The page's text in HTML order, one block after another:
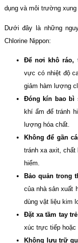
dụng và môi trường xung
Dưới đây là những
Chlorine Nippon:
Để nơi khô ráo,
vực có nhiệt độ
giảm hàm lượng
Đóng kín bao bì
khí ẩm để tránh
lượng hóa chất.
Không để gần
tránh xa axit,
hiểm.
Bảo quản trong
của nhà sản xuất
dùng vật liệu kim
Đặt xa tầm tay
xúc trực tiếp hoặc
Không lưu trữ